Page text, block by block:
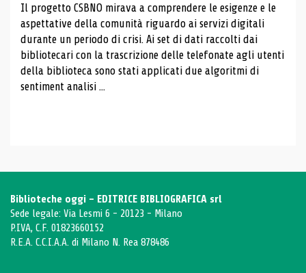
Il progetto CSBNO mirava a comprendere le esigenze e le
aspettative della comunità riguardo ai servizi digitali
durante un periodo di crisi. Ai set di dati raccolti dai
bibliotecari con la trascrizione delle telefonate agli utenti
della biblioteca sono stati applicati due algoritmi di
sentiment analisi ...
Biblioteche oggi - EDITRICE BIBLIOGRAFICA srl
Sede legale: Via Lesmi 6 - 20123 - Milano
P.IVA, C.F. 01823660152
R.E.A. C.C.I.A.A. di Milano N. Rea 878486